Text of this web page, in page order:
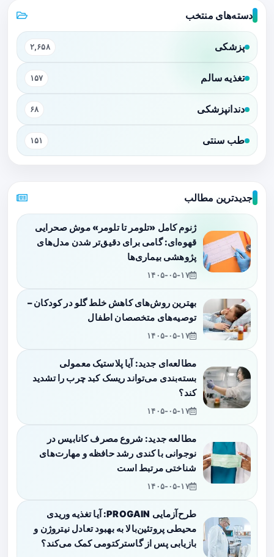
دسته‌های منتخب
پزشکی ۲,۶۵۸
تغذیه سالم ۱۵۷
دندانپزشکی ۶۸
طب سنتی ۱۵۱
جدیدترین مطالب
ژنوم کامل «تلومر تا تلومر» موش صحرایی
قهوه‌ای: گامی برای دقیق‌تر شدن مدل‌های
پژوهشی بیماری‌ها
۱۴۰۵-۰۵-۱۷
بهترین روش‌های کاهش خلط گلو در کودکان –
توصیه‌های متخصصان اطفال
۱۴۰۵-۰۵-۱۷
مطالعه‌ای جدید: آیا پلاستیک معمولی
بسته‌بندی می‌تواند ریسک کبد چرب را تشدید
کند؟
۱۴۰۵-۰۵-۱۷
مطالعه جدید: شروع مصرف کانابیس در
نوجوانی با کندی رشد حافظه و مهارت‌های
شناختی مرتبط است
۱۴۰۵-۰۵-۱۷
طرح‌آزمایی PROGAIN: آیا تغذیه وریدی
محیطی پروتئین‌بالا به بهبود تعادل نیتروژن و
بازیابی پس از گاسترکتومی کمک می‌کند؟